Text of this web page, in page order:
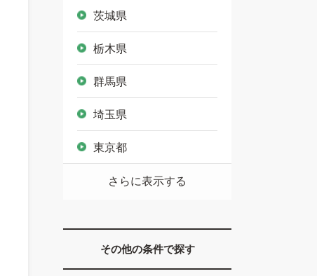
茨城県
栃木県
群馬県
埼玉県
東京都
さらに表示する
その他の条件で探す